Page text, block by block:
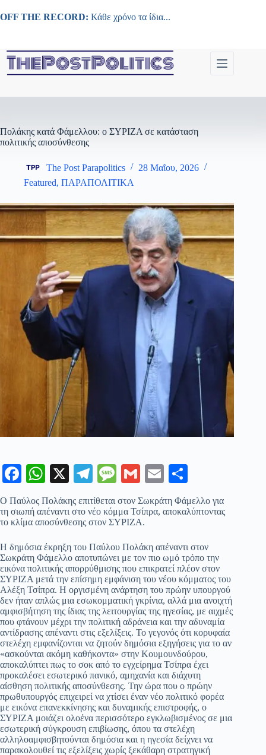
στο
OFF THE RECORD: Κάθε χρόνο τα ίδια...
Πολάκης κατά Φάμελλου: ο ΣΥΡΙΖΑ σε κατάσταση
πολιτικής αποσύνθεσης
The Post Parapolitics
28 Μαΐου, 2026
Featured, ΠΑΡΑΠΟΛΙΤΙΚΑ
Fa
ce
bo
ok
W
ha
ts
A
pp
X
Te
le
gr
a
m
M
es
sa
ge
G
m
ail
E
m
ail
οι
ρ
στ
εί
τε
Ο Παύλος Πολάκης επιτίθεται στον Σωκράτη Φάμελλο για
τη σιωπή απέναντι στο νέο κόμμα Τσίπρα, αποκαλύπτοντας
το κλίμα αποσύνθεσης στον ΣΥΡΙΖΑ.
Η δημόσια έκρηξη του Παύλου Πολάκη απέναντι στον
Σωκράτη Φάμελλο αποτυπώνει με τον πιο ωμό τρόπο την
εικόνα πολιτικής απορρύθμισης που επικρατεί πλέον στον
ΣΥΡΙΖΑ μετά την επίσημη εμφάνιση του νέου κόμματος του
Αλέξη Τσίπρα. Η οργισμένη ανάρτηση του πρώην υπουργού
δεν ήταν απλώς μια εσωκομματική γκρίνια, αλλά μια ανοιχτή
αμφισβήτηση της ίδιας της λειτουργίας της ηγεσίας, με αιχμές
που φτάνουν μέχρι την πολιτική αδράνεια και την αδυναμία
αντίδρασης απέναντι στις εξελίξεις. Το γεγονός ότι κορυφαία
στελέχη εμφανίζονται να ζητούν δημόσια εξηγήσεις για το αν
«ασκούνται ακόμη καθήκοντα» στην Κουμουνδούρου,
αποκαλύπτει πως το σοκ από το εγχείρημα Τσίπρα έχει
προκαλέσει εσωτερικό πανικό, αμηχανία και διάχυτη
αίσθηση πολιτικής αποσύνθεσης. Την ώρα που ο πρώην
πρωθυπουργός επιχειρεί να χτίσει έναν νέο πολιτικό φορέα
με εικόνα επανεκκίνησης και δυναμικής επιστροφής, ο
ΣΥΡΙΖΑ μοιάζει ολοένα περισσότερο εγκλωβισμένος σε μια
εσωτερική σύγκρουση επιβίωσης, όπου τα στελέχη
αλληλοαμφισβητούνται δημόσια και η ηγεσία δείχνει να
παρακολουθεί τις εξελίξεις χωρίς ξεκάθαρη στρατηγική